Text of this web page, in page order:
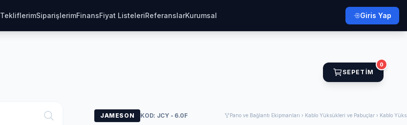
TekliflerimSiparişlerimFinansFiyat ListeleriReferanslarKurumsal Giris Yap
SEPETIM
0
JAMESON KOD: JCY - 6.0F Pano ve Bağlantı Ekipmanları › Kablo Yüksükleri ve Pabuçlar › Kablo